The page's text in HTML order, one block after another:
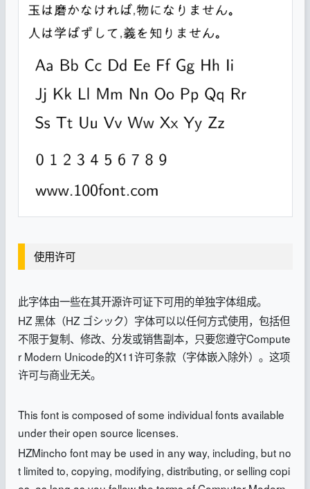
使用许可
此字体由一些在其开源许可证下可用的单独字体组成。
HZ 黑体（HZ ゴシック）字体可以以任何方式使用，包括但
不限于复制、修改、分发或销售副本，只要您遵守Compute
r Modern Unicode的X11许可条款（字体嵌入除外）。这项
许可与商业无关。
This font is composed of some individual fonts available
under their open source licenses.
HZMincho font may be used in any way, including, but no
t limited to, copying, modifying, distributing, or selling copi